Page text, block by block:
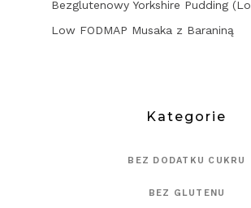
Bezglutenowy Yorkshire Pudding
Low FODMAP Musaka z Baraniną
Kategorie
BEZ DODATKU CUKRU
BEZ GLUTENU